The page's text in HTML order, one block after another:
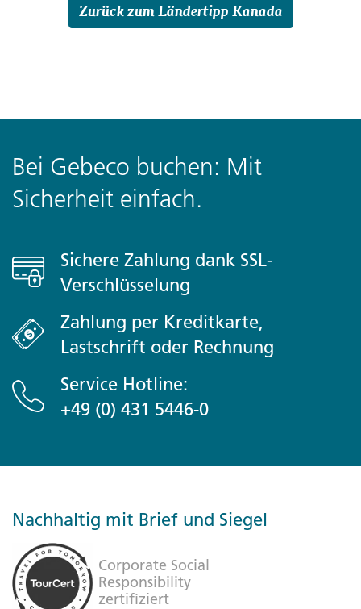
Zurück zum Ländertipp Kanada
Bei Gebeco buchen: Mit
Sicherheit einfach.
Sichere Zahlung dank SSL-
Verschlüsselung
Zahlung per Kreditkarte,
Lastschrift oder Rechnung
Service Hotline:
+49 (0) 431 5446-0
Nachhaltig mit Brief und Siegel